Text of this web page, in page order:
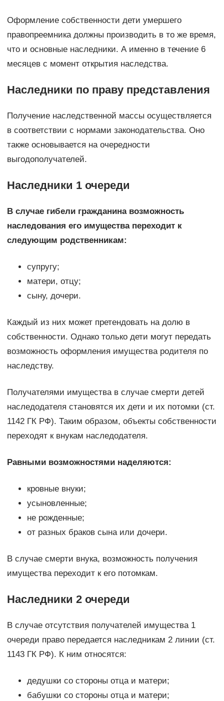
Оформление собственности дети умершего
правопреемника должны производить в то же время,
что и основные наследники. А именно в течение 6
месяцев с момент открытия наследства.
Наследники по праву представления
Получение наследственной массы осуществляется
в соответствии с нормами законодательства. Оно
также основывается на очередности
выгодополучателей.
Наследники 1 очереди
В случае гибели гражданина возможность
наследования его имущества переходит к
следующим родственникам:
супругу;
матери, отцу;
сыну, дочери.
Каждый из них может претендовать на долю в
собственности. Однако только дети могут передать
возможность оформления имущества родителя по
наследству.
Получателями имущества в случае смерти детей
наследодателя становятся их дети и их потомки (ст.
1142 ГК РФ). Таким образом, объекты собственности
переходят к внукам наследодателя.
Равными возможностями наделяются:
кровные внуки;
усыновленные;
не рожденные;
от разных браков сына или дочери.
В случае смерти внука, возможность получения
имущества переходит к его потомкам.
Наследники 2 очереди
В случае отсутствия получателей имущества 1
очереди право передается наследникам 2 линии (ст.
1143 ГК РФ). К ним относятся:
дедушки со стороны отца и матери;
бабушки со стороны отца и матери;